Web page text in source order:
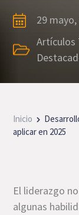
29
Artículos
Inicio
aplicar en 2025
El liderazgo
algunas